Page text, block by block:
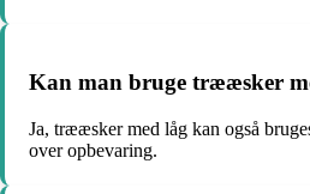
Kan man bruge trææsker
Ja, trææsker med låg kan også
over opbevaring.